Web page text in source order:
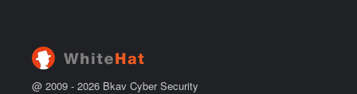
@ 2009 - 2026 Bkav Cyber Security